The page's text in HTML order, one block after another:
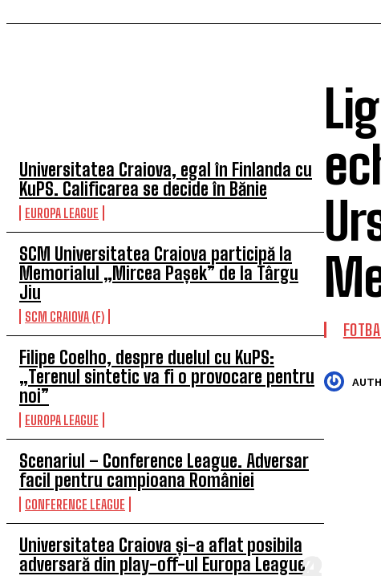
Universitatea Craiova, egal în Finlanda cu
KuPS. Calificarea se decide în Bănie
EUROPA LEAGUE
SCM Universitatea Craiova participă la
Memorialul „Mircea Pașek” de la Târgu
Jiu
SCM CRAIOVA (F)
Filipe Coelho, despre duelul cu KuPS:
„Terenul sintetic va fi o provocare pentru
noi”
EUROPA LEAGUE
Scenariul – Conference League. Adversar
facil pentru campioana României
CONFERENCE LEAGUE
Universitatea Craiova și-a aflat posibila
adversară din play-off-ul Europa League